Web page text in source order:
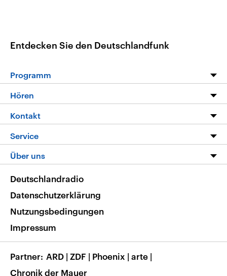
Entdecken Sie den Deutschlandfunk
Programm
Die Nachrichten
Nachrichtenleicht
Neue Beiträge auf dlf.de
Hören
Livestream
Podcasts
Deutschlandfunk App
Nachrichten App
Frequenzen
Kontakt
Service
FAQ
Veranstaltungen
Musikliste
RSS
Über uns
Barrierefreiheit
Deutschlandradio
Datenschutzerklärung
Nutzungsbedingungen
Impressum
Partner ARD | ZDF | Phoenix | arte |
Chronik der Mauer